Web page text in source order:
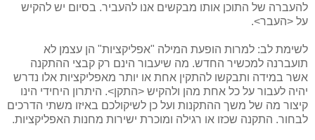
להעברה של התוכן אותו מבקשים אנו להעביר. בסיום יש להקיש
על <העבר>.
לשימת לב: למרות הופעת המילה "אפליקציות" הן עצמן לא
תועברנה למכשיר החדש. מה שיעבור הינם רק קבצי ההתקנה
אשר במידה ותבקשו להתקין אחת או יותר מאפליקציות אלו נדרש
יהיה לעבור על כל אחת מהן ולהקיש <התקן>. היתרון היחידי הינו
קיצור מה של משך ההתקנות ועל כן לשיקולכם באיזו משתי הדרכים
לבחור. התקנה שכזו או רגילה ומוכרת ישירות מחנות האפליקציות.